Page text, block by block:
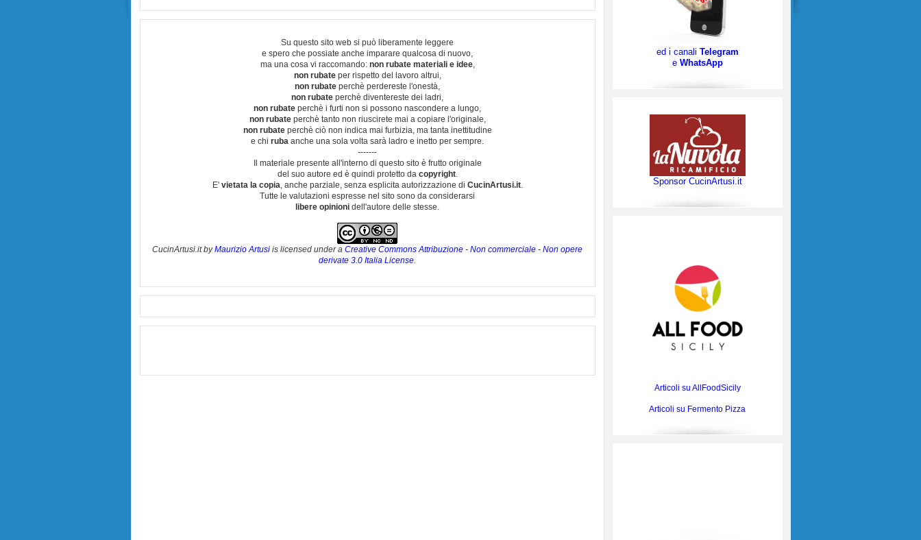
Su questo sito web si può liberamente leggere
e spero che possiate anche imparare qualcosa di nuovo,
ma una cosa vi raccomando: non rubate materiali e idee,
non rubateper rispetto del lavoro altrui,
non rubate perchè perdereste l'onestà,
non rubate perchè diventereste dei ladri,
non rubate perchè i furti non si possono nascondere a lungo,
non rubateperchè tanto non riuscirete mai a copiare l'originale,
non rubateperchè ciò non indica mai furbizia, ma tanta inettitudine
e chi ruba anche una sola volta sarà ladro e inetto per sempre.
-------
Il materiale presente all'interno di questo sito è frutto originale
del suo autore ed è quindi protetto da copyright.
E' vietata la copia, anche parziale, senza esplicita autorizzazione di CucinArtusi.it.
Tutte le valutazioni espresse nel sito sono da considerarsi
libere opinioni dell'autore delle stesse.
CucinArtusi.itbyMaurizio Artusi is licensed under a Creative Commons Attribuzione - Non commerciale - Non opere
derivate 3.0 Italia License.
ed i canali Telegram
e WhatsApp
Sponsor CucinArtusi.it
Articoli su AllFoodSicily
Articoli su Fermento Pizza